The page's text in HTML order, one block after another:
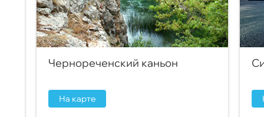
Чернореченский каньон
На карте